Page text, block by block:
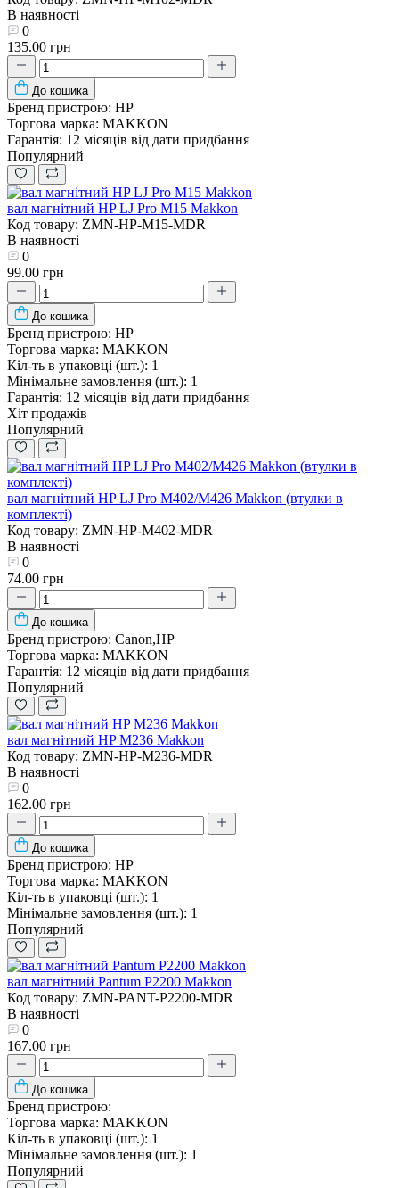
В наявності
0
135.00 грн
До кошика
Бренд пристрою: HP
Торгова марка: MAKKON
Гарантія: 12 місяців від дати придбання
Популярний
вал магнітний HP LJ Pro M15 Makkon
Код товару: ZMN-HP-M15-MDR
В наявності
0
99.00 грн
До кошика
Бренд пристрою: HP
Торгова марка: MAKKON
Кіл-ть в упаковці (шт.): 1
Мінімальне замовлення (шт.): 1
Гарантія: 12 місяців від дати придбання
Хіт продажів
Популярний
вал магнітний HP LJ Pro M402/M426 Makkon (втулки в
комплекті)
Код товару: ZMN-HP-M402-MDR
В наявності
0
74.00 грн
До кошика
Бренд пристрою: Canon,HP
Торгова марка: MAKKON
Гарантія: 12 місяців від дати придбання
Популярний
вал магнітний HP M236 Makkon
Код товару: ZMN-HP-M236-MDR
В наявності
0
162.00 грн
До кошика
Бренд пристрою: HP
Торгова марка: MAKKON
Кіл-ть в упаковці (шт.): 1
Мінімальне замовлення (шт.): 1
Популярний
вал магнітний Pantum P2200 Makkon
Код товару: ZMN-PANT-P2200-MDR
В наявності
0
167.00 грн
До кошика
Бренд пристрою:
Торгова марка: MAKKON
Кіл-ть в упаковці (шт.): 1
Мінімальне замовлення (шт.): 1
Популярний